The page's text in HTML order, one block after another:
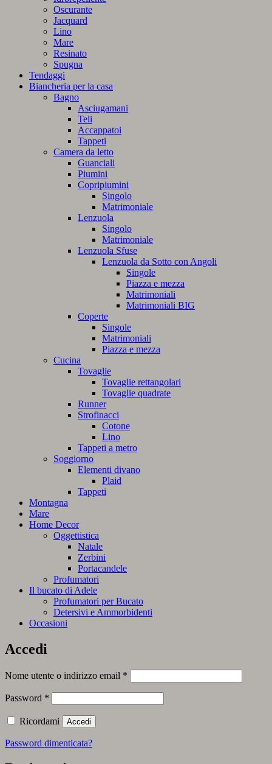
Oscurante
Jacquard
Lino
Mare
Resinato
Spugna
Tendaggi
Biancheria per la casa
Bagno
Asciugamani
Teli
Accappatoi
Tappeti
Camera da letto
Guanciali
Piumini
Copripiumini
Singolo
Matrimoniale
Lenzuola
Singolo
Matrimoniale
Lenzuola Sfuse
Lenzuola da Sotto con Angoli
Singole
Piazza e mezza
Matrimoniali
Matrimoniali BIG
Coperte
Singole
Matrimoniali
Piazza e mezza
Cucina
Tovaglie
Tovaglie rettangolari
Tovaglie quadrate
Runner
Strofinacci
Cotone
Lino
Tappeti a metro
Soggiorno
Elementi divano
Plaid
Tappeti
Montagna
Mare
Home Decor
Oggettistica
Natale
Zerbini
Portacandele
Profumatori
Il bucato di Adele
Profumatori per Bucato
Detersivi e Ammorbidenti
Occasioni
Accedi
Nome utente o indirizzo email *
Password *
Ricordami Accedi
Password dimenticata?